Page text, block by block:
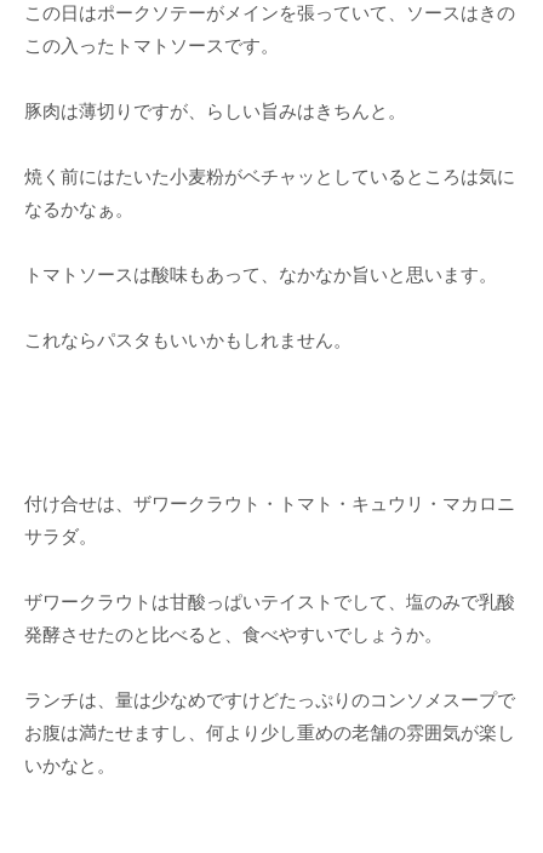
この日はポークソテーがメインを張っていて、ソースはきの
この入ったトマトソースです。
豚肉は薄切りですが、らしい旨みはきちんと。
焼く前にはたいた小麦粉がベチャッとしているところは気に
なるかなぁ。
トマトソースは酸味もあって、なかなか旨いと思います。
これならパスタもいいかもしれません。
付け合せは、ザワークラウト・トマト・キュウリ・マカロニ
サラダ。
ザワークラウトは甘酸っぱいテイストでして、塩のみで乳酸
発酵させたのと比べると、食べやすいでしょうか。
ランチは、量は少なめですけどたっぷりのコンソメスープで
お腹は満たせますし、何より少し重めの老舗の雰囲気が楽し
いかなと。